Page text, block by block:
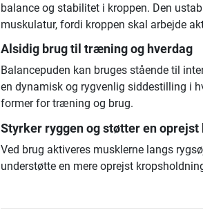
balance og stabilitet i kroppen. Den
muskulatur, fordi kroppen skal arbejde
Alsidig brug til træning og hverdag
Balancepuden kan bruges stående til
en dynamisk og rygvenlig siddestilling i
former for træning og brug.
Styrker ryggen og støtter en
Ved brug aktiveres musklerne langs
understøtte en mere oprejst